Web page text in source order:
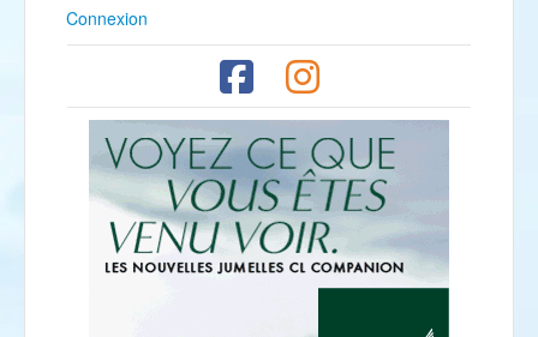
Connexion